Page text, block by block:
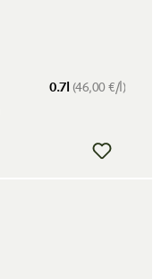
0.7l (46,00 €/l)